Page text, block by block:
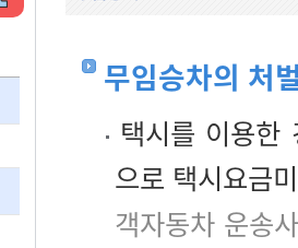
무임승차의 처
택시를 이용한
으로 택시요금
객자동차 운송